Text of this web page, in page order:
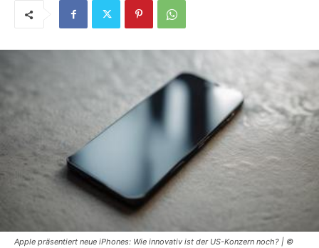
Apple präsentiert neue iPhones: Wie innovativ ist der US-Konzern noch? | ©